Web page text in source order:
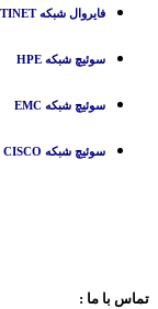
فایروال شبکه FORTINET
سوئیچ شبکه HPE
سوئیچ شبکه EMC
سوئیچ شبکه CISCO
تماس با ما :